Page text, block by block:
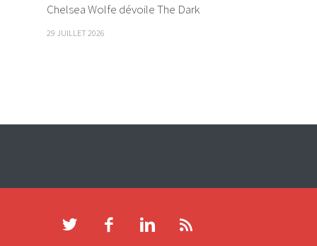
Chelsea Wolfe dévoile The Dark
29 JUILLET 2026